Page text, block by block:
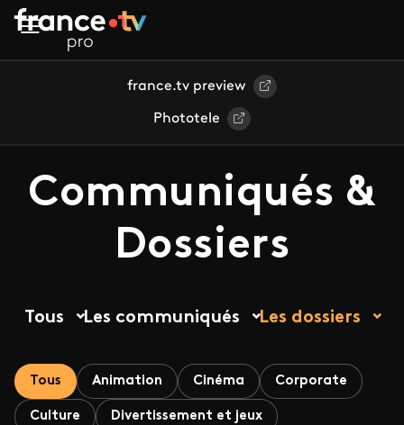
Aller au contenu principal
france.tv preview
Phototele
Communiqués &
Dossiers
Tous Les communiqués Les dossiers
Tous Animation Cinéma Corporate
Culture Divertissement et jeux